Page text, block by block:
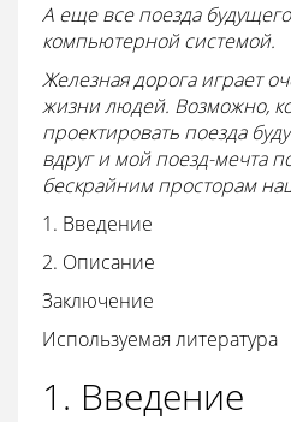
А еще все поезда будущего
компьютерной системой.
Железная дорога играет
жизни людей. Возможно,
проектировать поезда
вдруг и мой поезд-мечта
бескрайним просторам
1. Введение
2. Описание
Заключение
Используемая литература
1. Введение